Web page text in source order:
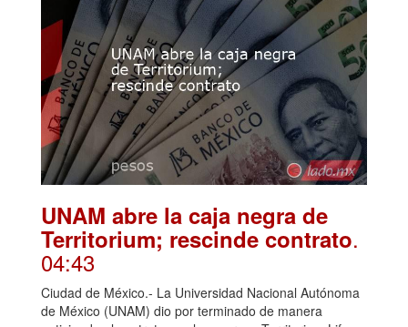
UNAM abre la caja negra de
Territorium; rescinde contrato.
04:43
Ciudad de México.- La Universidad Nacional Autónoma
de México (UNAM) dio por terminado de manera